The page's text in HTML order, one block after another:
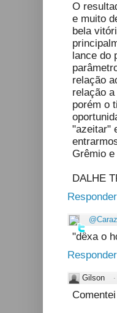
O
e muito
bela
lance do
relação
relação
porém o
"azeitar"
Grêmio
DALHE
Responder
"dêxa o
Responder
Gilson ·